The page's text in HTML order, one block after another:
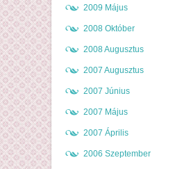
2009 Május
2008 Október
2008 Augusztus
2007 Augusztus
2007 Június
2007 Május
2007 Április
2006 Szeptember